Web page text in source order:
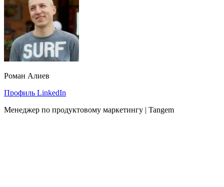
Роман Алиев
Профиль LinkedIn
Менеджер по продуктовому маркетингу | Tangem